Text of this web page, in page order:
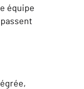
équipe